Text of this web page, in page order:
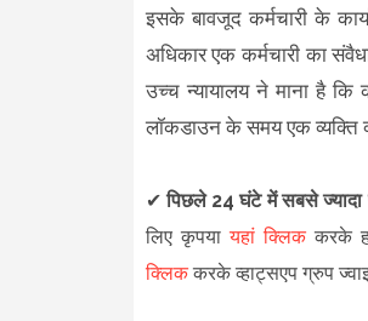
इसके बावजूद कर्मचारी के
अधिकार एक कर्मचारी का
उच्च न्यायालय ने माना है
लॉकडाउन के समय एक व्यक्ति
✔पिछले 24 घंटे में सबसे
लिए कृपयायहां क्लिककरके
क्लिककरके व्हाट्सएप ग्रुप